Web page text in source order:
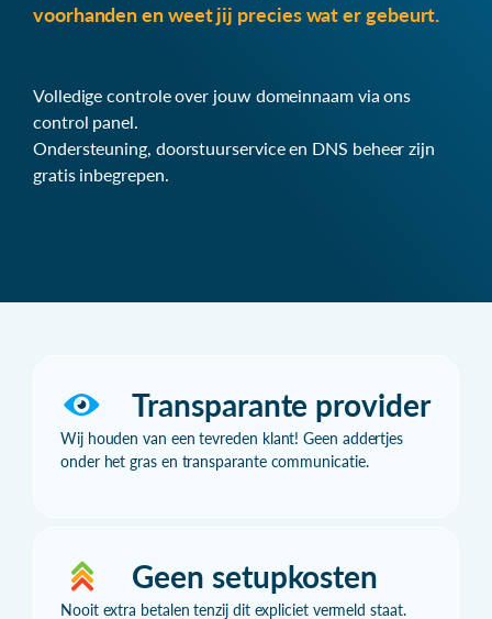
voorhanden en weet jij precies wat er gebeurt.
Volledige controle over jouw domeinnaam via ons
control panel.
Ondersteuning, doorstuurservice en DNS beheer zijn
gratis inbegrepen.
Transparante provider
Wij houden van een tevreden klant! Geen addertjes
onder het gras en transparante communicatie.
Geen setupkosten
Nooit extra betalen tenzij dit expliciet vermeld staat.